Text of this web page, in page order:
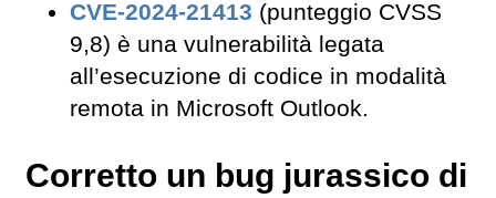
CVE-2024-21413 (punteggio CVSS
9,8) è una vulnerabilità legata
all’esecuzione di codice in modalità
remota in Microsoft Outlook.
Corretto un bug jurassico di